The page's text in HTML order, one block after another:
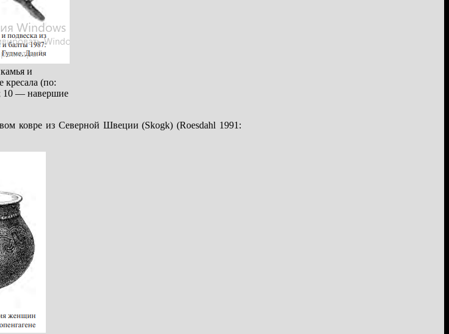
и
(по:
10 — навершие
ковре из Северной Швеции (Skogk) (Roesdahl 1991: